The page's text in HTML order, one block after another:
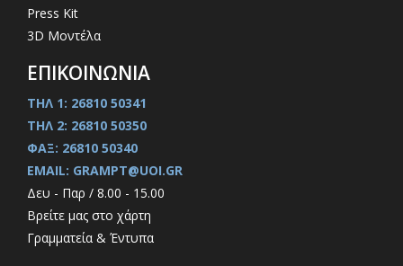
Press Kit
3D Μοντέλα
ΕΠΙΚΟΙΝΩΝΙΑ
ΤΗΛ 1: 26810 50341
ΤΗΛ 2: 26810 50350
ΦΑΞ: 26810 50340
EMAIL: GRAMPT@UOI.GR
Δευ - Παρ / 8.00 - 15.00
Βρείτε μας στο χάρτη
Γραμματεία & Έντυπα